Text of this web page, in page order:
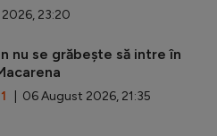
23:20
nu se grăbește să intre în
| 06 August 2026, 21:35